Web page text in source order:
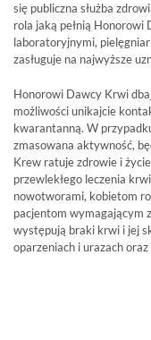
się publiczna służba
rola jaką pełnią
laboratoryjnymi,
zasługuje na najwyższe
Honorowi Dawcy Krwi
możliwości unikajcie
kwarantanną. W
zmasowana aktywność,
Krew ratuje zdrowie i
przewlekłego leczenia
nowotworami, kobietom
pacjentom wymagającym
występują braki krwi i jej
oparzeniach i urazach